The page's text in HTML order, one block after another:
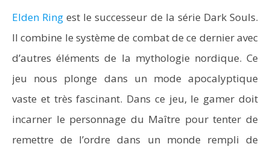
Elden Ring est le successeur de la série Dark Souls.
Il combine le système de combat de ce dernier avec
d’autres éléments de la mythologie nordique. Ce
jeu nous plonge dans un mode apocalyptique
vaste et très fascinant. Dans ce jeu, le gamer doit
incarner le personnage du Maître pour tenter de
remettre de l’ordre dans un monde rempli de